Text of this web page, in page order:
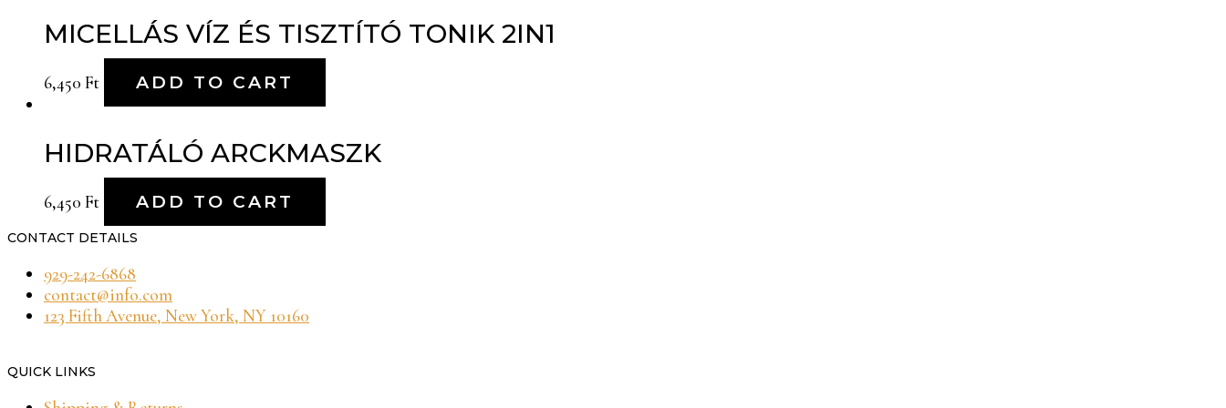
MICELLÁS VÍZ ÉS TISZTÍTÓ TONIK 2IN1
6,450 Ft ADD TO CART
HIDRATÁLÓ ARCKMASZK
6,450 Ft ADD TO CART
CONTACT DETAILS
929-242-6868
contact@info.com
123 Fifth Avenue, New York, NY 10160
QUICK LINKS